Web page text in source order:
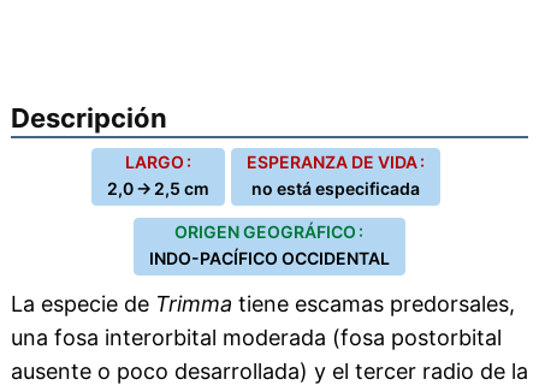
Descripción
LARGO :
2,0 → 2,5 cm
ESPERANZA DE VIDA :
no está especificada
ORIGEN GEOGRÁFICO :
INDO-PACÍFICO OCCIDENTAL
La especie de Trimma tiene escamas predorsales,
una fosa interorbital moderada (fosa postorbital
ausente o poco desarrollada) y el tercer radio de la